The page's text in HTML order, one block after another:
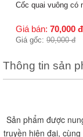
Cốc quai vuông có
Giá bán: 70,000 đ
Giá gốc: 90,000 đ
Thông tin sản
Sản phẩm được
truyền hiện đại,